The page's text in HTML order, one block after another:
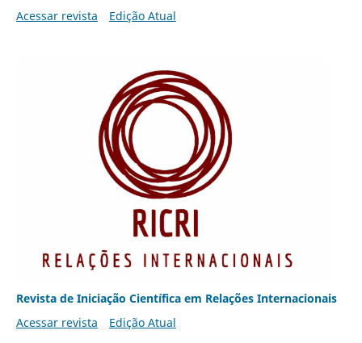
Acessar revista
Edição Atual
Revista de Iniciação Científica em Relações Internacionais
Acessar revista
Edição Atual